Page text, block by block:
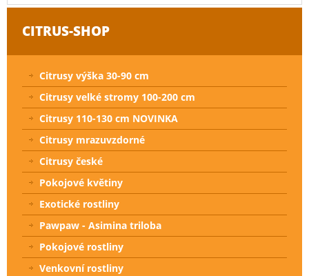
CITRUS-SHOP
Citrusy výška 30-90 cm
Citrusy velké stromy 100-200 cm
Citrusy 110-130 cm NOVINKA
Citrusy mrazuvzdorné
Citrusy české
Pokojové květiny
Exotické rostliny
Pawpaw - Asimina triloba
Pokojové rostliny
Venkovní rostliny